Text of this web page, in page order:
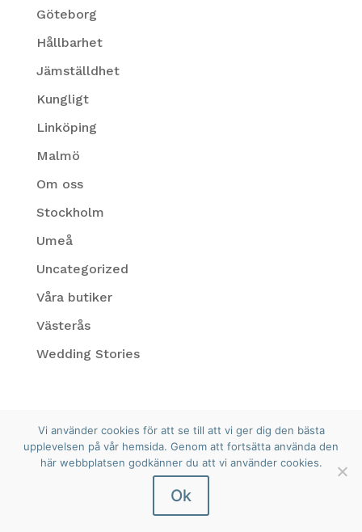
Göteborg
Hållbarhet
Jämställdhet
Kungligt
Linköping
Malmö
Om oss
Stockholm
Umeå
Uncategorized
Våra butiker
Västerås
Wedding Stories
© Bröllopsbruket 2026
Vi använder cookies för att se till att vi ger dig den bästa
upplevelsen på vår hemsida. Genom att fortsätta använda den
här webbplatsen godkänner du att vi använder cookies.
Ok